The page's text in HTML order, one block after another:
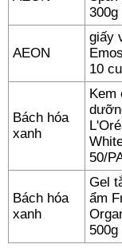
300g
AEON
giấy
10
Bách hóa
xanh
Kem
50/
Bách hóa
xanh
Gel
ẩm
500g